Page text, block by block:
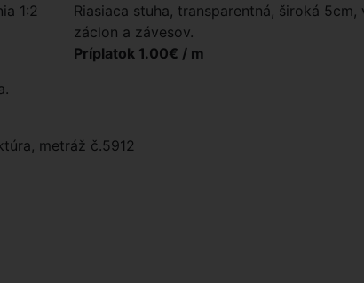
Riasiaca stuha, transparentná, široká
záclon a závesov.
Príplatok 1.00€ / m
metráž č.5912